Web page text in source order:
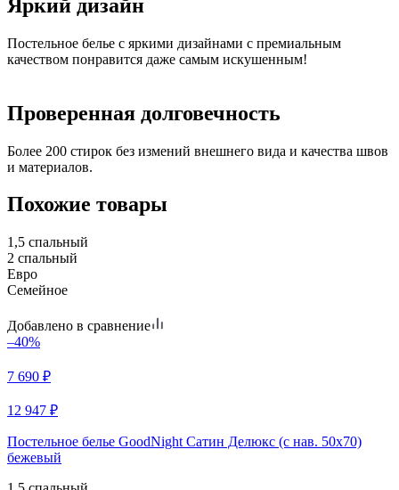
Яркий дизайн
Постельное белье с яркими дизайнами с премиальным
качеством понравится даже самым искушенным!
Проверенная долговечность
Более 200 стирок без измений внешнего вида и качества швов
и материалов.
Похожие товары
1,5 спальный
2 спальный
Евро
Семейное
Добавлено в сравнение
–40%
7 690 ₽
12 947 ₽
Постельное белье GoodNight Сатин Делюкс (с нав. 50х70)
бежевый